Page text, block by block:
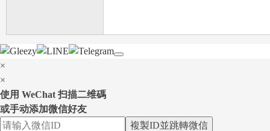
台
×
×
使用 WeChat 扫描二维碼
或手动添加微信好友
複製ID並跳轉微信